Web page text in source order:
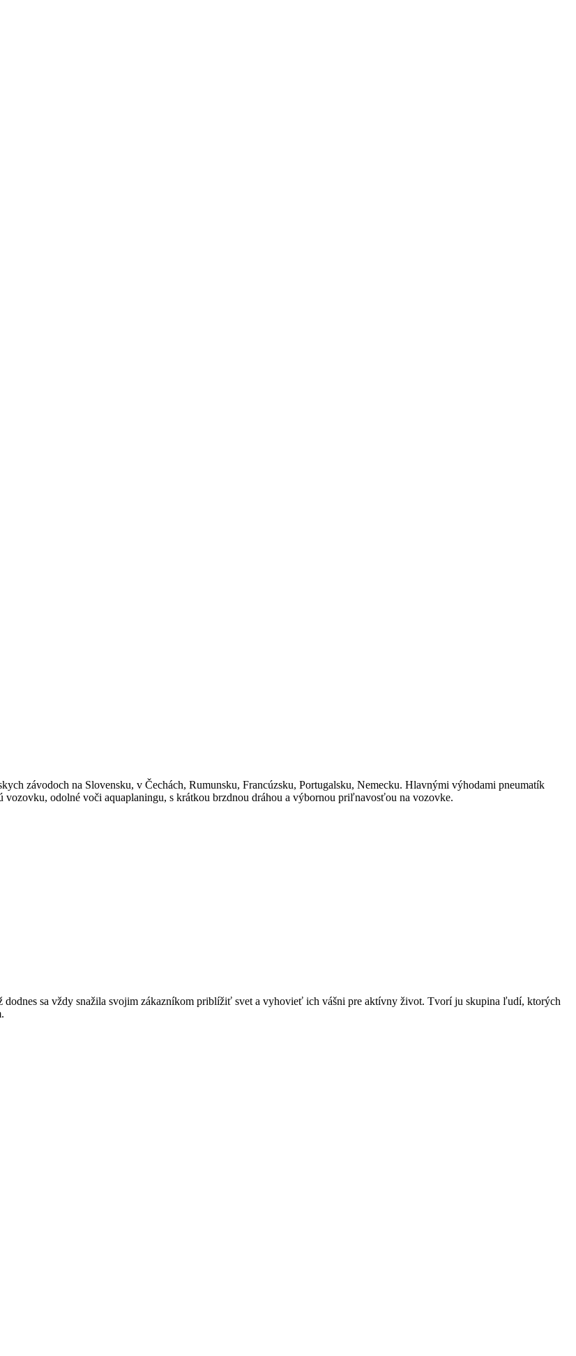
závodoch na Slovensku, v Čechách, Rumunsku, Francúzsku, Portugalsku, Nemecku. Hlavnými výhodami pneumatík
odolné voči aquaplaningu, s krátkou brzdnou dráhou a výbornou priľnavosťou na vozovke.
dodnes sa vždy snažila svojim zákazníkom priblížiť svet a vyhovieť ich vášni pre aktívny život. Tvorí ju skupina ľudí, ktorých